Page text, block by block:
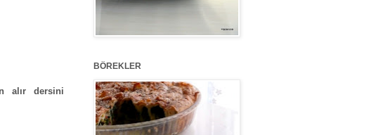
alır dersini
BÖREKLER